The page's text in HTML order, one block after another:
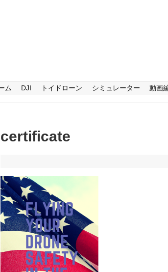
ム DJI トイドローン シミュレーター 動画
certificate